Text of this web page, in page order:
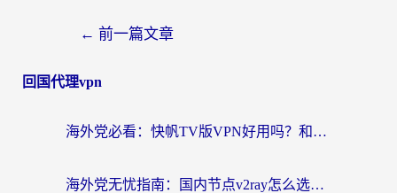
← 前一篇文章
回国代理vpn
海外党必看：快帆TV版VPN好用吗？和快游VPN对比哪个回国效果更好？附实用避坑指南
海外党无忧指南：国内节点v2ray怎么选？一键回国VPN+多场景实测帮你避坑